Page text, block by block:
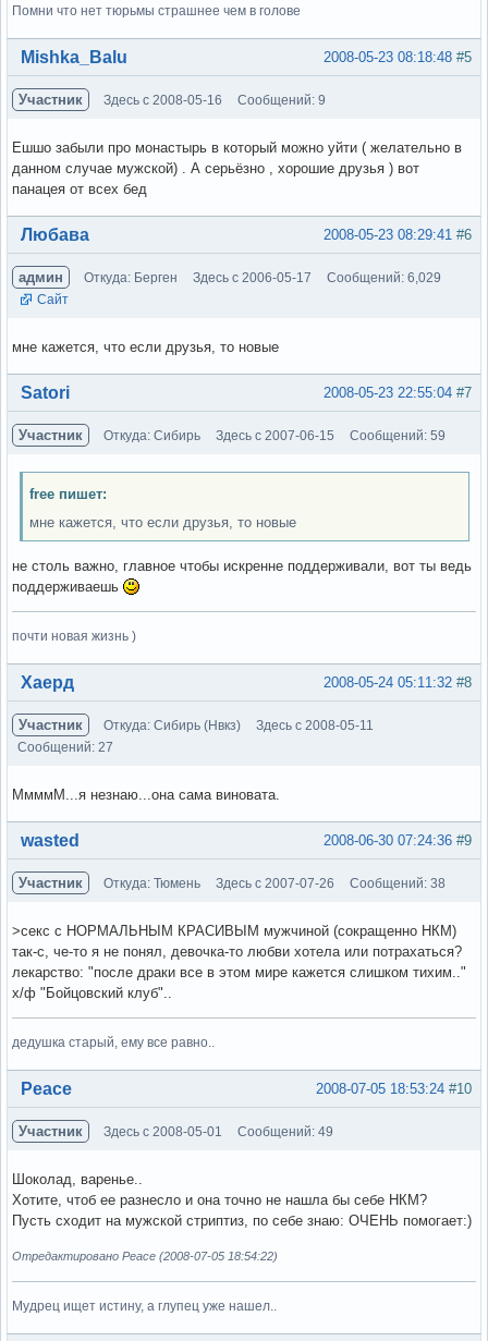
Помни что нет тюрьмы страшнее чем в голове
Вне форума #5
2008-05-23 08:18:48
Mishka_Balu
Участник Здесь с 2008-05-16 Сообщений: 9
Ешшо забыли про монастырь в который можно уйти ( желательно в
данном случае мужской) . А серьёзно , хорошие друзья ) вот
панацея от всех бед
Вне форума #6
2008-05-23 08:29:41
Любава
админ Откуда: Берген Здесь с 2006-05-17
Сообщений: 6,029
Сайт
мне кажется, что если друзья, то новые
Вне форума #7
2008-05-23 22:55:04
Satori
Участник Откуда: Сибирь Здесь с 2007-06-15 Сообщений: 59
free пишет:
мне кажется, что если друзья, то новые
не столь важно, главное чтобы искренне поддерживали, вот ты ведь
поддерживаешь
почти новая жизнь )
Вне форума #8
2008-05-24 05:11:32
Хаерд
Участник Откуда: Сибирь (Нвкз)
Здесь с 2008-05-11
Сообщений: 27
МмммМ...я незнаю...она сама виновата.
Вне форума #9
2008-06-30 07:24:36
wasted
Участник Откуда: Тюмень Здесь с 2007-07-26 Сообщений: 38
>секс с НОРМАЛЬНЫМ КРАСИВЫМ мужчиной (сокращенно НКМ)
так-с, че-то я не понял, девочка-то любви хотела или потрахаться?
лекарство: "после драки все в этом мире кажется слишком тихим.."
х/ф "Бойцовский клуб"..
дедушка старый, ему все равно..
Вне форума #10
2008-07-05 18:53:24
Peace
Участник Здесь с 2008-05-01 Сообщений: 49
Шоколад, варенье..
Хотите, чтоб ее разнесло и она точно не нашла бы себе НКМ?
Пусть сходит на мужской стриптиз, по себе знаю: ОЧЕНЬ помогает:)
Отредактировано Peace (2008-07-05 18:54:22)
Мудрец ищет истину, а глупец уже нашел..